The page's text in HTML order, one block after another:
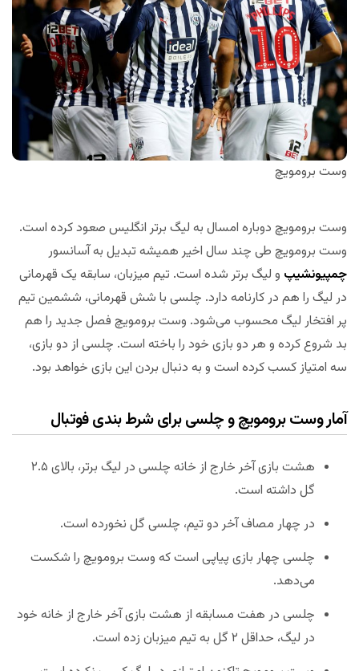
وست برومویچ
وست برومویچ دوباره امسال به لیگ برتر انگلیس صعود کرده است.
وست برومویچ طی چند سال اخیر همیشه تبدیل به آسانسور
چمپیونشیپ و لیگ برتر شده است. تیم میزبان، سابقه یک قهرمانی
در لیگ را هم در کارنامه دارد. چلسی با شش قهرمانی، ششمین تیم
پر افتخار لیگ محسوب می‌شود. وست برومویچ فصل جدید را هم
بد شروع کرده و هر دو بازی خود را باخته است. چلسی از دو بازی،
سه امتیاز کسب کرده است و به دنبال بردن این بازی خواهد بود.
آمار وست برومویچ و چلسی برای شرط بندی فوتبال
هشت بازی آخر خارج از خانه چلسی در لیگ برتر، بالای ۲.۵
گل داشته است.
در چهار مصاف آخر دو تیم، چلسی گل نخورده است.
چلسی چهار بازی پیاپی است که وست برومویچ را شکست
می‌دهد.
چلسی در هفت مسابقه از هشت بازی آخر خارج از خانه خود
در لیگ، حداقل ۲ گل به تیم میزبان زده است.